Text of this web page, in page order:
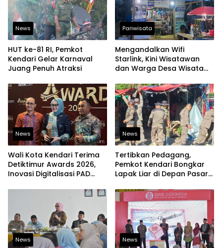
News
HUT ke-81 RI, Pemkot
Kendari Gelar Karnaval
Juang Penuh Atraksi
Pariwisata
Mengandalkan Wifi
Starlink, Kini Wisatawan
dan Warga Desa Wisata
Mengakses Transaksi
Digital
News
Wali Kota Kendari Terima
Detiktimur Awards 2026,
Inovasi Digitalisasi PAD
News
Tertibkan Pedagang,
Pemkot Kendari Bongkar
Lapak Liar di Depan Pasar
News News